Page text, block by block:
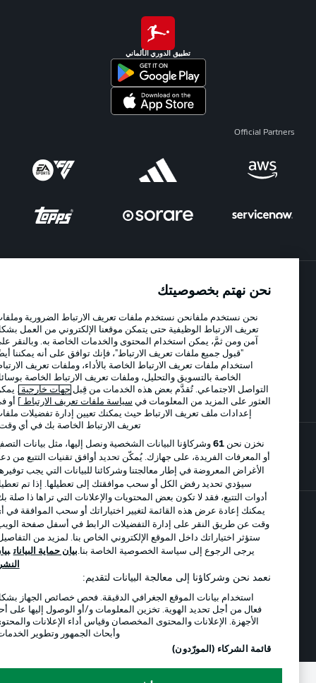
تطبيق الدوري الألماني
Official Partners
الإعلانات الإخطارات القانونية
إدارة التفضيلات بيان الخصوصية
شروط الاستخدام الوظائف
جهة النشر تواصل معنا
اللاعبون
© 2026 Bundesliga-Gruppe GmbH
العربية
وضع شاشة العرض
نحن نهتم بخصوصيتك
نحن نستخدم ملفانحن نستخدم ملفات تعريف الارتباط الضرورية وملفات
تعريف الارتباط الوظيفية حتى يتمكن موقعنا الإلكتروني من العمل بشكل
آمن ومن ثمَّ، يمكن استخدام المحتوى والخدمات الخاصة به. وبالنقر على
"قبول جميع ملفات تعريف الارتباط"، فإنك توافق على أنه يمكننا أيضًا
استخدام ملفات تعريف الارتباط الخاصة بالأداء، وملفات تعريف الارتباط
الخاصة بالتسويق والتحليل، وملفات تعريف الارتباط الخاصة بوسائل
التواصل الاجتماعي. تُقدَّم بعض هذه الخدمات من قِبل جهات خارجية . يمكن
العثور على المزيد من المعلومات فيسياسة ملفات تعريف الارتباط] أو في
إعدادات ملف تعريف الارتباط حيث يمكنك تعيين إدارة تفضيلات ملفات
تعريف الارتباط الخاصة بك في أي وقت..
نخزن نحن61وشركاؤنا البيانات الشخصية ونصل إليها، مثل بيانات التصفح
أو المعرفات الفريدة، على جهازك. يُمكّن تحديد أوافق تقنيات التتبع من دعم
الأغراض المعروضة في إطار معالجتنا وشركائنا للبيانات التي يجب توفيرها.
سيؤدي تحديد رفض الكل أو سحب موافقتك إلى تعطيلها. إذا تم تعطيل
أدوات التتبع، فقد لا تكون بعض المحتويات والإعلانات التي تراها ذا صلة بك.
يمكنك إعادة عرض هذه القائمة لتغيير اختياراتك أو سحب الموافقة في أي
وقت عن طريق النقر على إدارة التفضيلات الرابط في أسفل صفحة الويب.
ستؤثر اختياراتك داخل الموقع الإلكتروني الخاص بنا. لمزيد من التفاصيل،
يرجى الرجوع إلى سياسة الخصوصية الخاصة بنا.بيان حماية البيانات بيان
النشر
نعمد نحن وشركاؤنا إلى معالجة البيانات لتقديم:
استخدام بيانات الموقع الجغرافي الدقيقة. فحص خصائص الجهاز بشكل
فعال من أجل تحديد الهوية. تخزين المعلومات و/أو الوصول إليها على أحد
الأجهزة. الإعلانات والمحتوى المخصصان وقياس أداء الإعلانات والمحتوى
وأبحاث الجمهور وتطوير الخدمات.
قائمة الشركاء (المورّدون)